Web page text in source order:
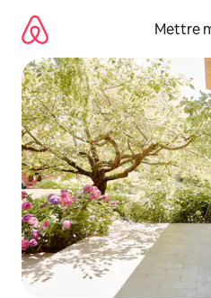
directement
contenu
Mettre